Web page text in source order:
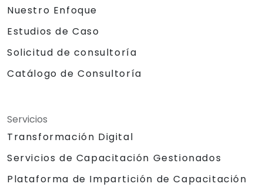
Nuestro Enfoque
Estudios de Caso
Solicitud de consultoría
Catálogo de Consultoría
Servicios
Transformación Digital
Servicios de Capacitación Gestionados
Plataforma de Impartición de Capacitación